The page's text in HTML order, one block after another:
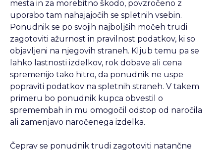
mesta in za morebitno škodo, povzročeno z
uporabo tam nahajajočih se spletnih vsebin.
Ponudnik se po svojih najboljših močeh trudi
zagotoviti ažurnost in pravilnost podatkov, ki so
objavljeni na njegovih straneh. Kljub temu pa se
lahko lastnosti izdelkov, rok dobave ali cena
spremenijo tako hitro, da ponudnik ne uspe
popraviti podatkov na spletnih straneh. V takem
primeru bo ponudnik kupca obvestil o
spremembah in mu omogočil odstop od naročila
ali zamenjavo naročenega izdelka.
Čeprav se ponudnik trudi zagotoviti natančne